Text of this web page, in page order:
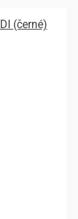
(černé)